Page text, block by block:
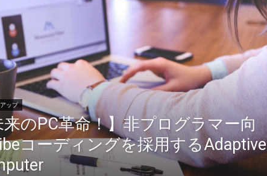
ップ
来のPC革命！】非プログラマー向
コーディングを採用するAdaptive